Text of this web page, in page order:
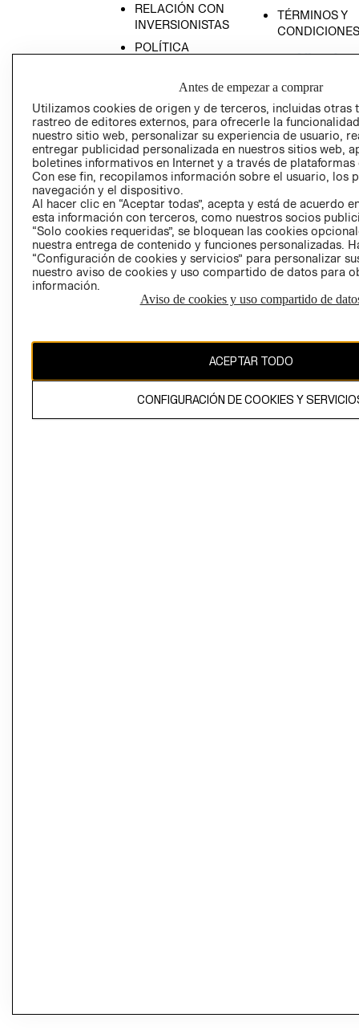
RELACIÓN CON
INVERSIONISTAS
POLÍTICA
TÉRMINOS Y
CONDICIONES
AVISO DE
PRIVACIDAD
GIFT CARD
AVISO DE
CAMBIAR REGIÓN
Antes de empezar a comprar
Utilizamos cookies de origen y de terceros, incluidas otras
rastreo de editores externos, para ofrecerle la
nuestro sitio web, personalizar su experiencia de usuario,
entregar publicidad personalizada en nuestros sitios web,
boletines informativos en Internet y a través de plataformas
Con ese fin, recopilamos información sobre el usuario, los
navegación y el dispositivo.
Al hacer clic en “Aceptar todas”, acepta y está de acuerdo
esta información con terceros, como nuestros socios
“Solo cookies requeridas”, se bloquean las cookies
nuestra entrega de contenido y funciones personalizadas.
“Configuración de cookies y servicios” para personalizar
nuestro aviso de cookies y uso compartido de datos para
información.
Aviso de cookies y uso compartido de
ACEPTAR TODO
CONFIGURACIÓN DE COOKIES Y